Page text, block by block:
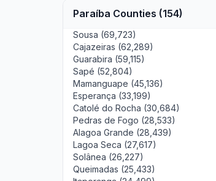
Paraíba Counties (154)
Sousa (69,723)
Cajazeiras (62,289)
Guarabira (59,115)
Sapé (52,804)
Mamanguape (45,136)
Esperança (33,199)
Catolé do Rocha (30,684)
Pedras de Fogo (28,533)
Alagoa Grande (28,439)
Lagoa Seca (27,617)
Solânea (26,227)
Queimadas (25,433)